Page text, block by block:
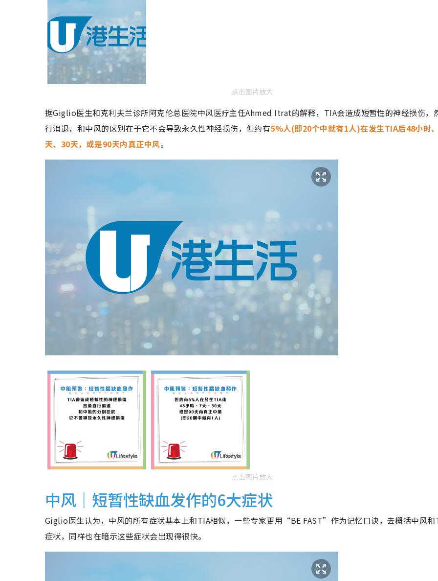
点击图片放大
据Giglio医生和克利夫兰诊所阿克伦总医院中风医疗主任Ahmed Itrat的解释，TIA会造成短暂性的神经损伤，
行消退，和中风的区别在于它不会导致永久性神经损伤，但约有5%人(即20个中就有1人)在发生TIA后48小时
天、30天，或是90天内真正中风。
点击图片放大
中风｜短暂性缺血发作的6大症状
Giglio医生认为，中风的所有症状基本上和TIA相似，一些专家更用“BE FAST”作为记忆口诀，去概括中风和
症状，同样也在暗示这些症状会出现得很快。